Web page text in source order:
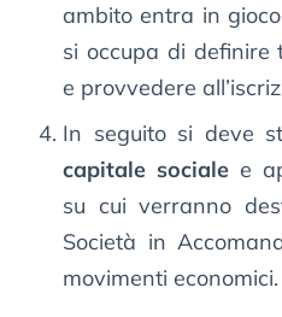
ambito entra in
si occupa di definire
e provvedere
In seguito si deve
capitale socialee
su cui verranno
Società in
movimenti economici.